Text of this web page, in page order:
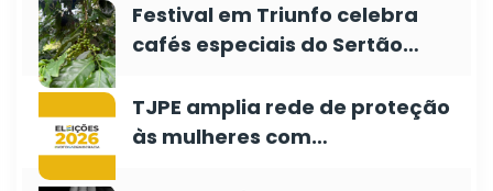
Festival em Triunfo celebra
cafés especiais do Sertão…
TJPE amplia rede de proteção
às mulheres com…